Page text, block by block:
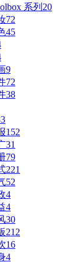
系列 20
72
45
9
72
38
152
31
79
221
52
4
4
30
212
16
4